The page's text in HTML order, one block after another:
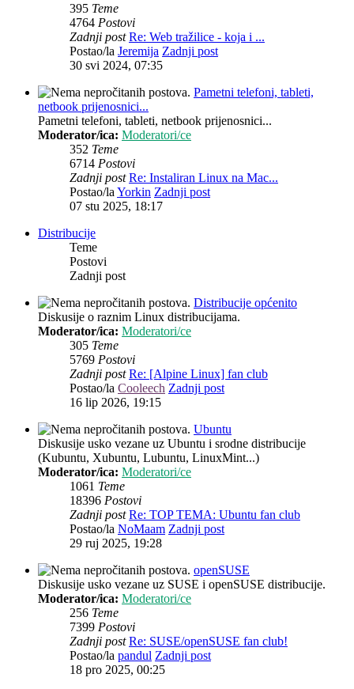
395 Teme
4764 Postovi
Zadnji post Re: Web tražilice - koja i ...
Postao/la Jeremija Zadnji post
30 svi 2024, 07:35
Pametni telefoni, tableti,
netbook prijenosnici...
Pametni telefoni, tableti, netbook prijenosnici...
Moderator/ica: Moderatori/ce
352 Teme
6714 Postovi
Zadnji post Re: Instaliran Linux na Mac...
Postao/laYorkin Zadnji post
07 stu 2025, 18:17
Distribucije
Teme
Postovi
Zadnji post
Distribucije općenito
Diskusije o raznim Linux distribucijama.
Moderator/ica: Moderatori/ce
305 Teme
5769 Postovi
Zadnji post Re: [Alpine Linux] fan club
Postao/la Cooleech Zadnji post
16 lip 2026, 19:15
Ubuntu
Diskusije usko vezane uz Ubuntu i srodne distribucije
(Kubuntu, Xubuntu, Lubuntu, LinuxMint...)
Moderator/ica: Moderatori/ce
1061 Teme
18396 Postovi
Zadnji post Re: TOP TEMA: Ubuntu fan club
Postao/la NoMaam Zadnji post
29 ruj 2025, 19:28
openSUSE
Diskusije usko vezane uz SUSE i openSUSE distribucije.
Moderator/ica: Moderatori/ce
256 Teme
7399 Postovi
Zadnji post Re: SUSE/openSUSE fan club!
Postao/la pandul Zadnji post
18 pro 2025, 00:25